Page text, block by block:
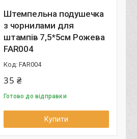
Штемпельна подушечка
з чорнилами для
штампів 7,5*5см Рожева
FAR004
FAR004
35 ₴
Готово до відправки
Купити